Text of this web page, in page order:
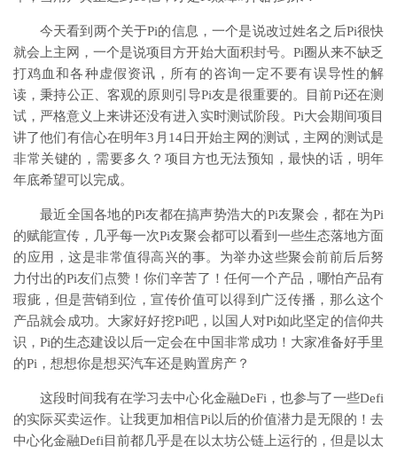
今天看到两个关于Pi的信息，一个是说改过姓名之后Pi很快
就会上主网，一个是说项目方开始大面积封号。Pi圈从来不缺乏
打鸡血和各种虚假资讯，所有的咨询一定不要有误导性的解
读，秉持公正、客观的原则引导Pi友是很重要的。目前Pi还在测
试，严格意义上来讲还没有进入实时测试阶段。Pi大会期间项目
讲了他们有信心在明年3月14日开始主网的测试，主网的测试是
非常关键的，需要多久？项目方也无法预知，最快的话，明年
年底希望可以完成。
最近全国各地的Pi友都在搞声势浩大的Pi友聚会，都在为Pi
的赋能宣传，几乎每一次Pi友聚会都可以看到一些生态落地方面
的应用，这是非常值得高兴的事。为举办这些聚会前前后后努
力付出的Pi友们点赞！你们辛苦了！任何一个产品，哪怕产品有
瑕疵，但是营销到位，宣传价值可以得到广泛传播，那么这个
产品就会成功。大家好好挖Pi吧，以国人对Pi如此坚定的信仰共
识，Pi的生态建设以后一定会在中国非常成功！大家准备好手里
的Pi，想想你是想买汽车还是购置房产？
这段时间我有在学习去中心化金融DeFi，也参与了一些Defi
的实际买卖运作。让我更加相信Pi以后的价值潜力是无限的！去
中心化金融Defi目前都几乎是在以太坊公链上运行的，但是以太